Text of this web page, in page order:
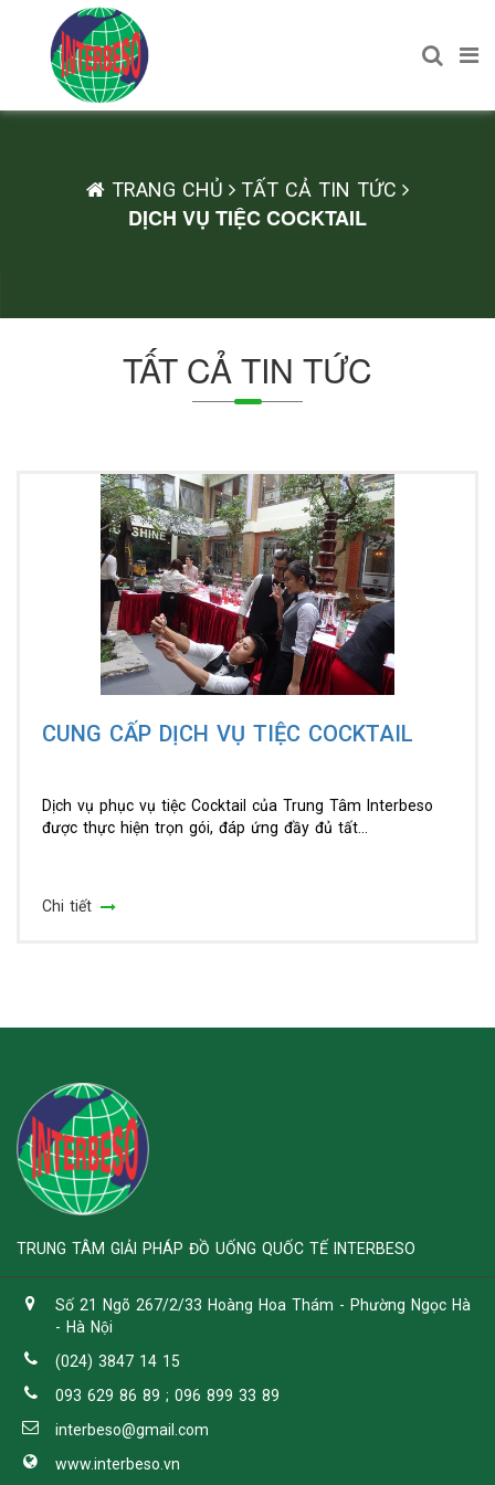
TRANG CHỦ TẤT CẢ TIN TỨC
DỊCH VỤ TIỆC COCKTAIL
TẤT CẢ TIN TỨC
CUNG CẤP DỊCH VỤ TIỆC COCKTAIL
Dịch vụ phục vụ tiệc Cocktail của Trung Tâm Interbeso
được thực hiện trọn gói, đáp ứng đầy đủ tất...
Chi tiết
TRUNG TÂM GIẢI PHÁP ĐỒ UỐNG QUỐC TẾ INTERBESO
Số 21 Ngõ 267/2/33 Hoàng Hoa Thám - Phường Ngọc Hà
- Hà Nội
(024) 3847 14 15
093 629 86 89 ; 096 899 33 89
interbeso@gmail.com
www.interbeso.vn